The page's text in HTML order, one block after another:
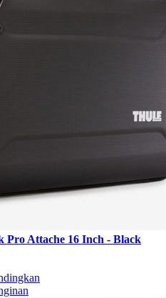
Pro Attache 16 Inch - Black